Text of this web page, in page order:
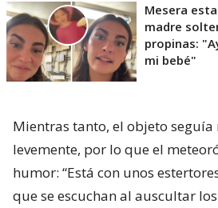
Mesera
madre
propinas:
mi bebé"
Mientras tanto, el objeto seguía
levemente, por lo que el
humor: “Está con unos
que se escuchan al auscultar